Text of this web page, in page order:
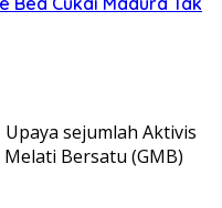
Upaya sejumlah Aktivis
Bersatu (GMB)